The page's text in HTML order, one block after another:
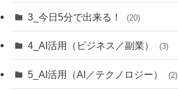
3_今日5分で出来る！ (20)
4_AI活用（ビジネス／副業） (3)
5_AI活用（AI／テクノロジー） (2)